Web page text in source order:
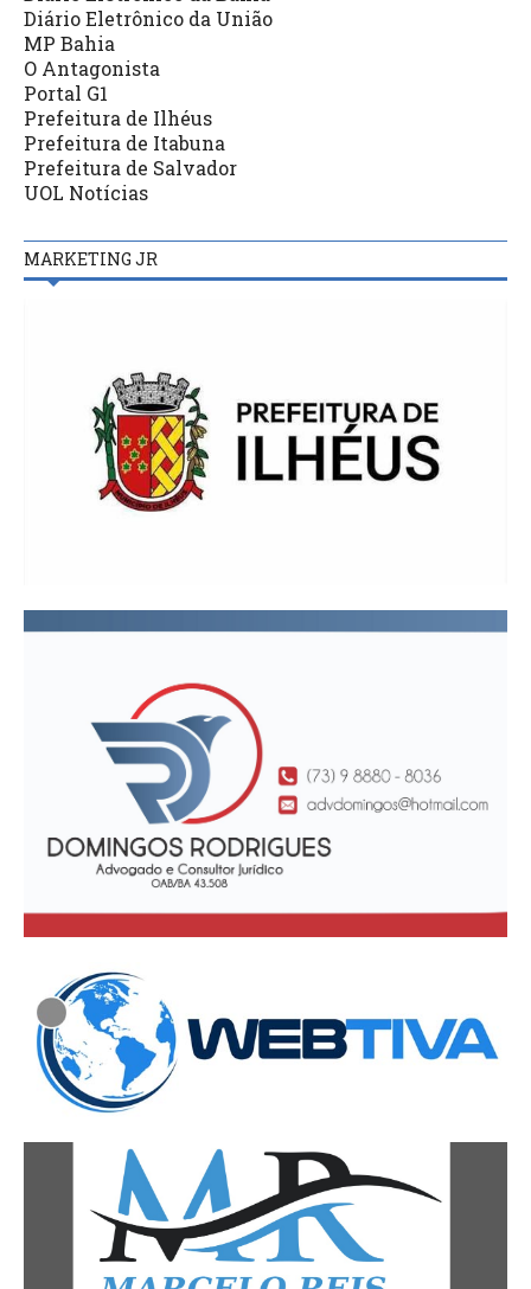
Diário Eletrônico da União
MP Bahia
O Antagonista
Portal G1
Prefeitura de Ilhéus
Prefeitura de Itabuna
Prefeitura de Salvador
UOL Notícias
MARKETING JR